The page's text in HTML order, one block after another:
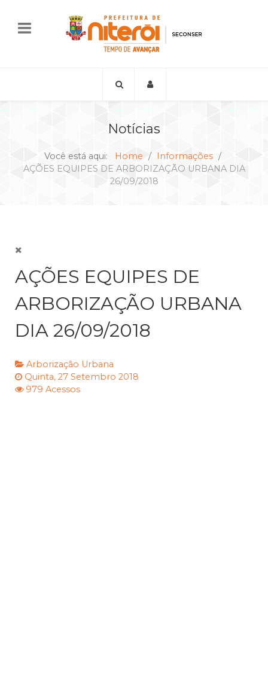
Notícias
Você está aqui: Home
Informações
AÇÕES EQUIPES DE ARBORIZAÇÃO URBANA DIA
26/09/2018
AÇÕES EQUIPES DE
ARBORIZAÇÃO URBANA
DIA 26/09/2018
Arborização Urbana
Quinta, 27 Setembro 2018
979 Acessos